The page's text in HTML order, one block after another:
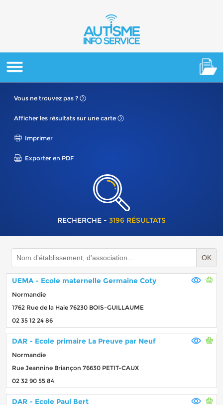
Vous ne trouvez pas ?
Afficher les résultats sur une carte
Imprimer
Exporter en PDF
RECHERCHE - 3196 RÉSULTATS
OK
UEMA - Ecole maternelle Germaine Coty
Normandie
1762 Rue de la Haie 76230 BOIS-GUILLAUME
02 35 12 24 86
DAR - Ecole primaire La Preuve par Neuf
Normandie
Rue Jeannine Briançon 76630 PETIT-CAUX
02 32 90 55 84
DAR - Ecole Paul Bert